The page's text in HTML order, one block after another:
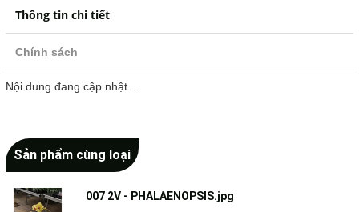
Thông tin chi tiết
Chính sách
Nội dung đang cập nhật ...
Sản phẩm cùng loại
007 2V - PHALAENOPSIS.jpg